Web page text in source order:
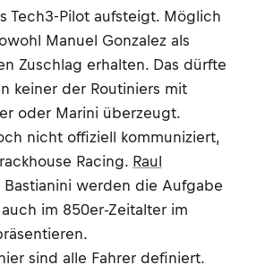
Tech3-Pilot aufsteigt. Möglich
Manuel Gonzalez als
Zuschlag erhalten. Das dürfte
keiner der Routiniers mit
oder Marini überzeugt.
nicht offiziell kommuniziert,
Racing. Raul
Bastianini werden die Aufgabe
auch im 850er-Zeitalter im
sind alle Fahrer definiert.